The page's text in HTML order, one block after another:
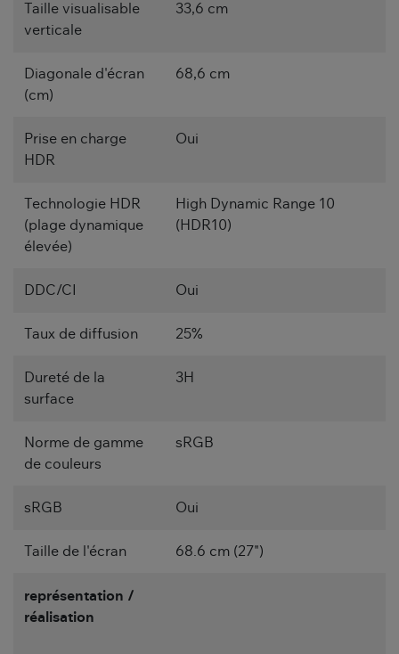
Taille visualisable
verticale
33,6 cm
Diagonale d'écran
(cm)
68,6 cm
Prise en charge
HDR
Oui
Technologie HDR
(plage dynamique
élevée)
High Dynamic Range 10
(HDR10)
DDC/CI Oui
Taux de diffusion 25%
Dureté de la
surface
3H
Norme de gamme
de couleurs
sRGB
sRGB Oui
Taille de l'écran 68.6 cm (27")
représentation /
réalisation